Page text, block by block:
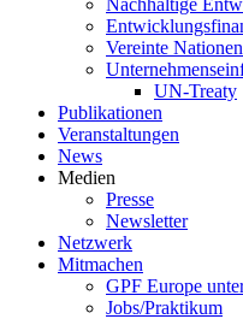
Vereinte
UN-Treaty
Publikationen
Veranstaltungen
News
Medien
Presse
Newsletter
Netzwerk
Mitmachen
GPF Europe
Jobs/Praktikum